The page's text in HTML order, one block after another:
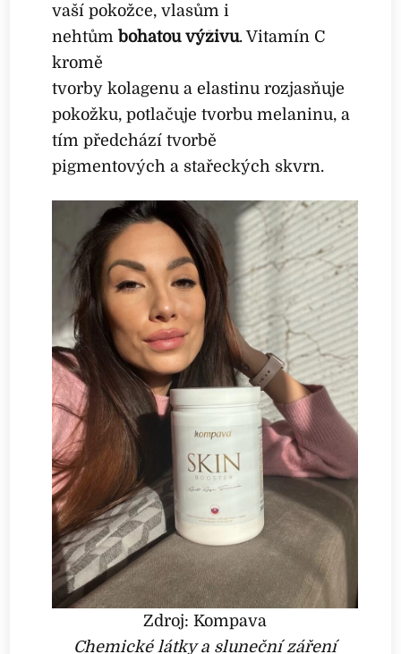
vaší pokožce, vlasům i
nehtůmbohatou výživu. Vitamín C
kromě
tvorby kolagenu a elastinu rozjasňuje
pokožku, potlačuje tvorbu melaninu, a
tím předchází tvorbě
pigmentových a stařeckých skvrn.
Zdroj: Kompava
Chemické látky a sluneční záření